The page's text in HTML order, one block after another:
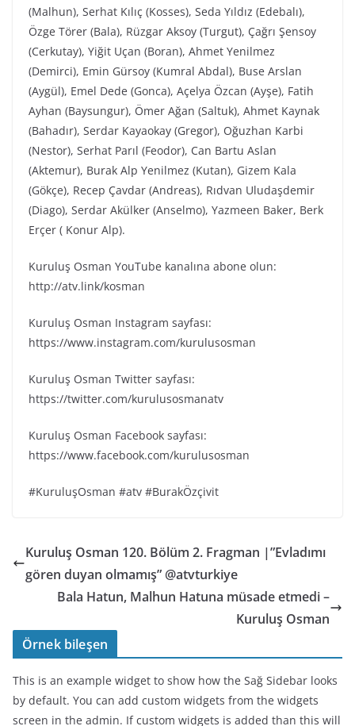
(Malhun), Serhat Kılıç (Kosses), Seda Yıldız (Edebalı),
Özge Törer (Bala), Rüzgar Aksoy (Turgut), Çağrı Şensoy
(Cerkutay), Yiğit Uçan (Boran), Ahmet Yenilmez
(Demirci), Emin Gürsoy (Kumral Abdal), Buse Arslan
(Aygül), Emel Dede (Gonca), Açelya Özcan (Ayşe), Fatih
Ayhan (Baysungur), Ömer Ağan (Saltuk), Ahmet Kaynak
(Bahadır), Serdar Kayaokay (Gregor), Oğuzhan Karbi
(Nestor), Serhat Parıl (Feodor), Can Bartu Aslan
(Aktemur), Burak Alp Yenilmez (Kutan), Gizem Kala
(Gökçe), Recep Çavdar (Andreas), Rıdvan Uludaşdemir
(Diago), Serdar Akülker (Anselmo), Yazmeen Baker, Berk
Erçer ( Konur Alp).
Kuruluş Osman YouTube kanalına abone olun:
http://atv.link/kosman
Kuruluş Osman Instagram sayfası:
https://www.instagram.com/kurulusosman
Kuruluş Osman Twitter sayfası:
https://twitter.com/kurulusosmanatv
Kuruluş Osman Facebook sayfası:
https://www.facebook.com/kurulusosman
#KuruluşOsman #atv #BurakÖzçivit
Kuruluş Osman 120. Bölüm 2. Fragman |”Evladımı
gören duyan olmamış” @atvturkiye
Bala Hatun, Malhun Hatuna müsade etmedi –
Kuruluş Osman
Örnek bileşen
This is an example widget to show how the Sağ Sidebar looks
by default. You can add custom widgets from the widgets
screen in the admin. If custom widgets is added than this will